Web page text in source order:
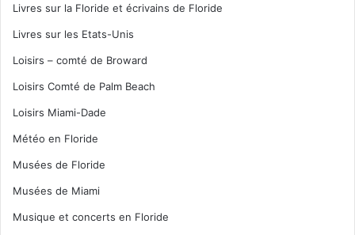
Livres sur la Floride et écrivains de Floride
Livres sur les Etats-Unis
Loisirs – comté de Broward
Loisirs Comté de Palm Beach
Loisirs Miami-Dade
Météo en Floride
Musées de Floride
Musées de Miami
Musique et concerts en Floride